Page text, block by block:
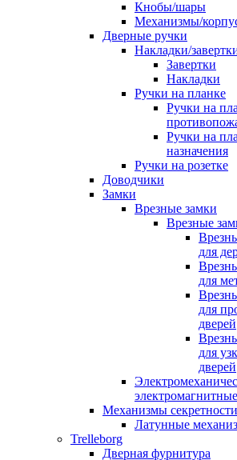
Кнобы/шары
Механизмы/
Дверные ручки
Накладки/
Завертки
Накладки
Ручки на планке
Ручки на
Ручки на
назначения
Ручки на розетке
Доводчики
Замки
Врезные замки
Врезные
для
для
для
дверей
для
дверей
Механизмы секретности
Латунные
Trelleborg
Дверная фурнитура